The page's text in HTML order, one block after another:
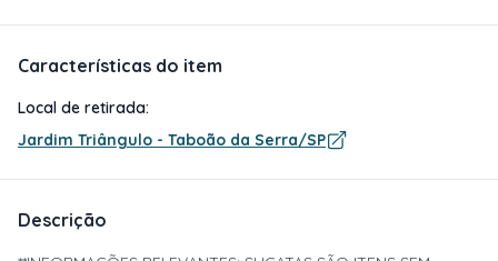
Características do item
Local de retirada:
Jardim Triângulo - Taboão da Serra/SP
Descrição